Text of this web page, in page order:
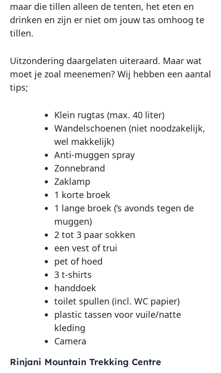
maar die tillen alleen de tenten, het eten en
drinken en zijn er niet om jouw tas omhoog te
tillen.
Uitzondering daargelaten uiteraard. Maar wat
moet je zoal meenemen? Wij hebben een aantal
tips;
Klein rugtas (max. 40 liter)
Wandelschoenen (niet noodzakelijk,
wel makkelijk)
Anti-muggen spray
Zonnebrand
Zaklamp
1 korte broek
1 lange broek (’s avonds tegen de
muggen)
2 tot 3 paar sokken
een vest of trui
pet of hoed
3 t-shirts
handdoek
toilet spullen (incl. WC papier)
plastic tassen voor vuile/natte
kleding
Camera
Rinjani Mountain Trekking Centre